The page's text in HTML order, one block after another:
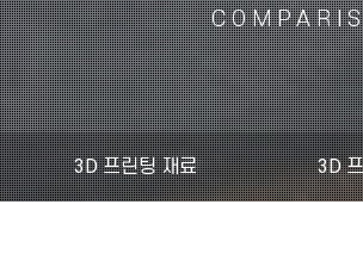
3D 프린팅 재료 3D